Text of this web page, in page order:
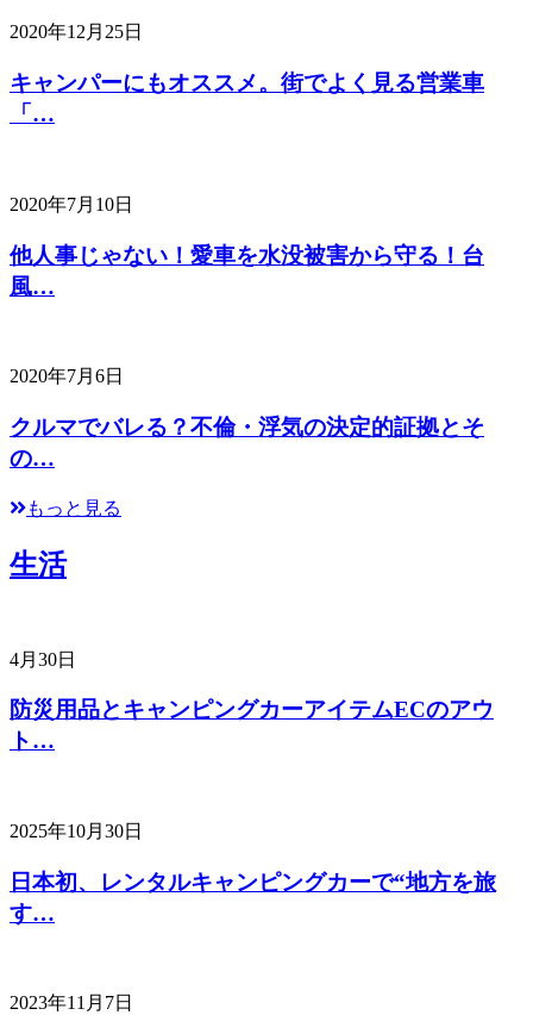
2020年12月25日
キャンパーにもオススメ。街でよく見る営業車
「…
2020年7月10日
他人事じゃない！愛車を水没被害から守る！台
風…
2020年7月6日
クルマでバレる？不倫・浮気の決定的証拠とそ
の…
もっと見る
生活
4月30日
防災用品とキャンピングカーアイテムECのアウ
ト…
2025年10月30日
日本初、レンタルキャンピングカーで“地方を旅
す…
2023年11月7日